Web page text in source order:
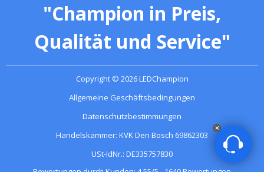
"Champion in Preis,
Qualität und Service"
Copyright© 2026LEDChampion
Allgemeine Geschäftsbedingungen
Datenschutzbestimmungen
Handelskammer: KVK Den Bosch 69862303
USt-IdNr.: DE335757830